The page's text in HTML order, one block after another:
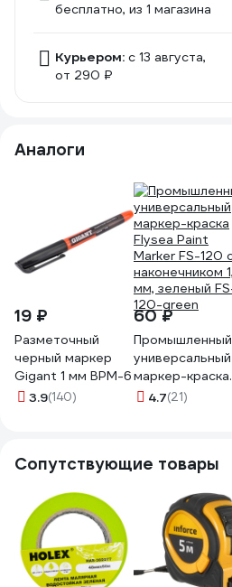
бесплатно, из 1 магазина
Курьером: c 13 августа,
от 290 ₽
Аналоги
19 ₽
Разметочный
черный маркер
Gigant 1 мм BPM-6
3.9(140)
60 ₽
Промышленный
универсальный
маркер-краска
Flysea Paint
120-green
4.7(21)
Сопутствующие товары